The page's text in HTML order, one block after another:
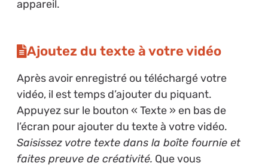
appareil.
Ajoutez du texte à votre vidéo
Après avoir enregistré ou téléchargé votre
vidéo, il est temps d’ajouter du piquant.
Appuyez sur le bouton « Texte » en bas de
l’écran pour ajouter du texte à votre vidéo.
Saisissez votre texte dans la boîte fournie et
faites preuve de créativité. Que vous